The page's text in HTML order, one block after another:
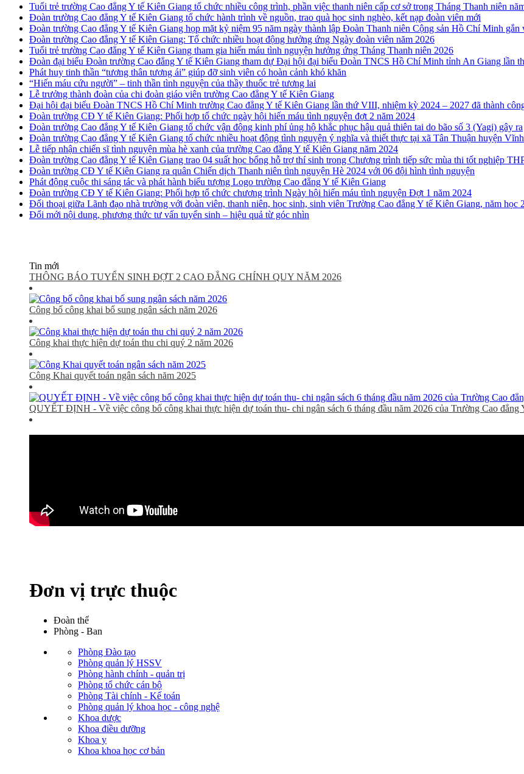
Tuổi trẻ trường Cao đẳng Y tế Kiên Giang tổ chức nhiều công trình, phần việc thanh niên cấp cơ sở trong Tháng Thanh niên
Đoàn trường Cao đẳng Y tế Kiên Giang tổ chức hành trình về nguồn, trao quà học sinh nghèo, kết nạp đoàn viên mới
Đoàn trường Cao đẳng Y tế Kiên Giang họp mặt kỷ niệm 95 năm ngày thành lập Đoàn Thanh niên Cộng sản Hồ Chí Minh
Đoàn trường Cao đẳng Y tế Kiên Giang: Tổ chức nhiều hoạt động hưởng ứng Ngày đoàn viên năm 2026
Tuổi trẻ trường Cao đẳng Y tế Kiên Giang tham gia hiến máu tình nguyện hưởng ứng Tháng Thanh niên 2026
Đoàn đại biểu Đoàn trường Cao đẳng Y tế Kiên Giang tham dự Đại hội đại biểu Đoàn TNCS Hồ Chí Minh tỉnh An Giang lần
Phát huy tinh thần “tương thân tương ái” giúp đỡ sinh viên có hoàn cảnh khó khăn
“Hiến máu cứu người” – tinh thần tình nguyện của thầy thuốc trẻ tương lai
Lễ trưởng thành đoàn của chi đoàn giáo viên trường Cao đẳng Y tế Kiên Giang
Đại hội đại biểu Đoàn TNCS Hồ Chí Minh trường Cao đẳng Y tế Kiên Giang lần thứ VIII, nhiệm kỳ 2024 – 2027 đã thành
Đoàn trường CĐ Y tế Kiên Giang: Phối hợp tổ chức ngày hội hiến máu tình nguyện đợt 2 năm 2024
Đoàn trường Cao đẳng Y tế Kiên Giang tổ chức vận động kinh phí ủng hộ khắc phục hậu quả thiên tai do bão số 3 (Yagi) gây ra
Đoàn trường Cao đẳng Y tế Kiên Giang tổ chức nhiều hoạt động tình nguyện ý nghĩa và thiết thực tại xã Tân Thuận huyện
Lễ tiếp nhận chiến sĩ tình nguyện mùa hè xanh của trường Cao đẳng Y tế Kiên Giang năm 2024
Đoàn trường Cao đẳng Y tế Kiên Giang trao 04 suất học bổng hỗ trợ thí sinh trong Chương trình tiếp sức mùa thi tốt nghiệp
Đoàn trường CĐ Y tế Kiên Giang ra quân Chiến dịch Thanh niên tình nguyện Hè 2024 với 06 đội hình tình nguyện
Phát động cuộc thi sáng tác và phát hành biểu tượng Logo trường Cao đẳng Y tế Kiên Giang
Đoàn trường CĐ Y tế Kiên Giang: Phối hợp tổ chức chương trình Ngày hội hiến máu tình nguyện Đợt 1 năm 2024
Đối thoại giữa Lãnh đạo nhà trường với đoàn viên, thanh niên, học sinh, sinh viên Trường Cao đẳng Y tế Kiên Giang, năm học
Đổi mới nội dung, phương thức tư vấn tuyển sinh – hiệu quả từ góc nhìn
Tin mới
THÔNG BÁO TUYỂN SINH ĐỢT 2 CAO ĐẲNG CHÍNH QUY NĂM 2026
Công bố công khai bổ sung ngân sách năm 2026
Công khai thực hiện dự toán thu chi quý 2 năm 2026
Công Khai quyết toán ngân sách năm 2025
QUYẾT ĐỊNH - Về việc công bố công khai thực hiện dự toán thu- chi ngân sách 6 tháng đầu năm 2026 của Trường Cao đẳng
Đơn vị trực thuộc
Đoàn thể
Phòng - Ban
Phòng Đào tạo
Phòng quản lý HSSV
Phòng hành chính - quản trị
Phòng tổ chức cán bộ
Phòng Tài chính - Kế toán
Phòng quản lý khoa học - công nghệ
Khoa dược
Khoa điều dưỡng
Khoa y
Khoa khoa học cơ bản